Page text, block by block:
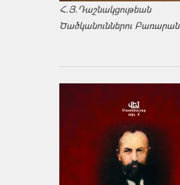
Հ.Յ.Դաշնակցութեան
Ծածկանուններու Բառարան